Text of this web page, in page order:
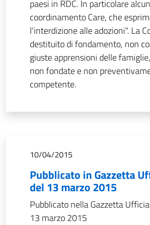
paesi in RDC. In particolare
coordinamento Care, che
l'interdizione alle adozioni". La
destituito di fondamento, non
giuste apprensioni delle
non fondate e non
competente.
10/04/2015
Pubblicato in Gazzetta
del 13 marzo 2015
Pubblicato nella Gazzetta
13 marzo 2015